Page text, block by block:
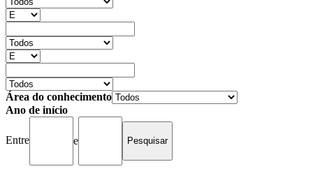
Área do conhecimento
Ano de início
Entre e